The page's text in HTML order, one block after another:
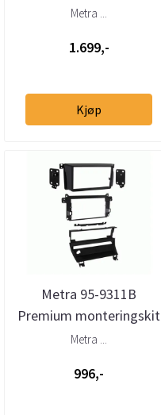
Quadlock (2000–2019)
Metra ...
1.699,-
Kjøp
Metra 95-9311B
Premium monteringskit
2-DIN BMW 3-serie (E46)
Metra ...
996,-